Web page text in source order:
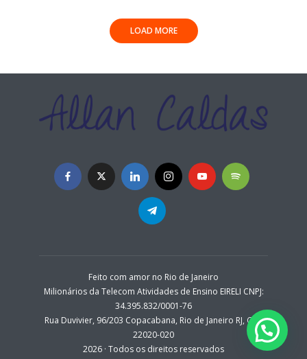
LOAD MORE
Feito com amor no Rio de Janeiro
Milionários da Telecom Atividades de Ensino EIRELI CNPJ:
34.395.832/0001-76
Rua Duvivier, 96/203 Copacabana, Rio de Janeiro RJ, CEP:
22020-020
2026 · Todos os direitos reservados